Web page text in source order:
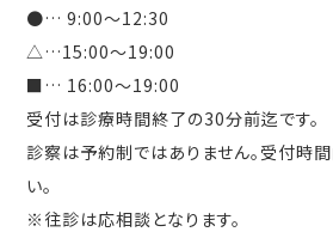
●… 9:00〜12:30
△ …15:00〜19:00
■ … 16:00〜19:00
受付は診療時間終了の30分前迄です。
診察は予約制ではありません。受付時
い。
※往診は応相談となります。